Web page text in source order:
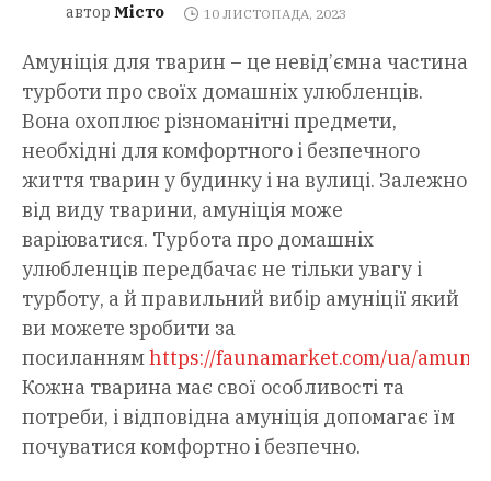
автор Місто 10 ЛИСТОПАДА, 2023
Амуніція для тварин – це невід’ємна частина
турботи про своїх домашніх улюбленців.
Вона охоплює різноманітні предмети,
необхідні для комфортного і безпечного
життя тварин у будинку і на вулиці. Залежно
від виду тварини, амуніція може
варіюватися. Турбота про домашніх
улюбленців передбачає не тільки увагу і
турботу, а й правильний вибір амуніції який
ви можете зробити за
посиланнямhttps://faunamarket.com/ua/
Кожна тварина має свої особливості та
потреби, і відповідна амуніція допомагає їм
почуватися комфортно і безпечно.